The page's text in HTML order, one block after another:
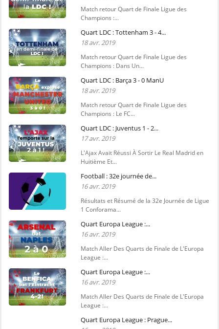
Match retour Quart de Finale Ligue des
Champions :...
Quart LDC : Tottenham 3 - 4...
18 avr. 2019
Match retour Quart de Finale Ligue des
Champions : Dans Un...
Quart LDC : Barça 3 - 0 ManU
18 avr. 2019
Match retour Quart de Finale Ligue des
Champions : Le FC...
Quart LDC : Juventus 1 - 2...
17 avr. 2019
L'Ajax Avait Réussi À Sortir Le Real Madrid en
Huitième Et...
Football : 32e journée de...
16 avr. 2019
Résultats et Résumé de la 32e Journée de Ligue
1 Conforama...
Quart Europa League :...
16 avr. 2019
Match Aller Des Quarts de Finale de L'Europa
League :...
Quart Europa League :...
16 avr. 2019
Match Aller Des Quarts de Finale de L'Europa
League :...
Quart Europa League : Prague...